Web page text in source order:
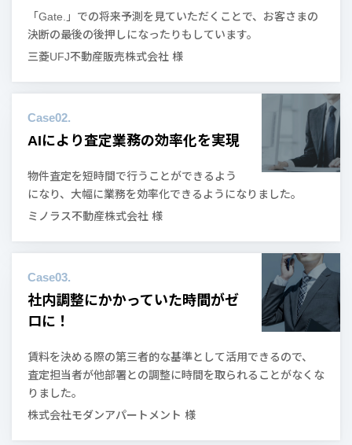
「Gate.」での将来予測を見ていただくことで、お客さまの
決断の最後の後押しになったりもしています。
三菱UFJ不動産販売株式会社 様
AIにより査定業務の効率化を実現
物件査定を短時間で行うことができるよう
になり、大幅に業務を効率化できるようになりました。
ミノラス不動産株式会社 様
社内調整にかかっていた時間がゼ
ロに！
賃料を決める際の第三者的な基準として活用できるので、
査定担当者が他部署との調整に時間を取られることがなくな
りました。
株式会社モダンアパートメント 様